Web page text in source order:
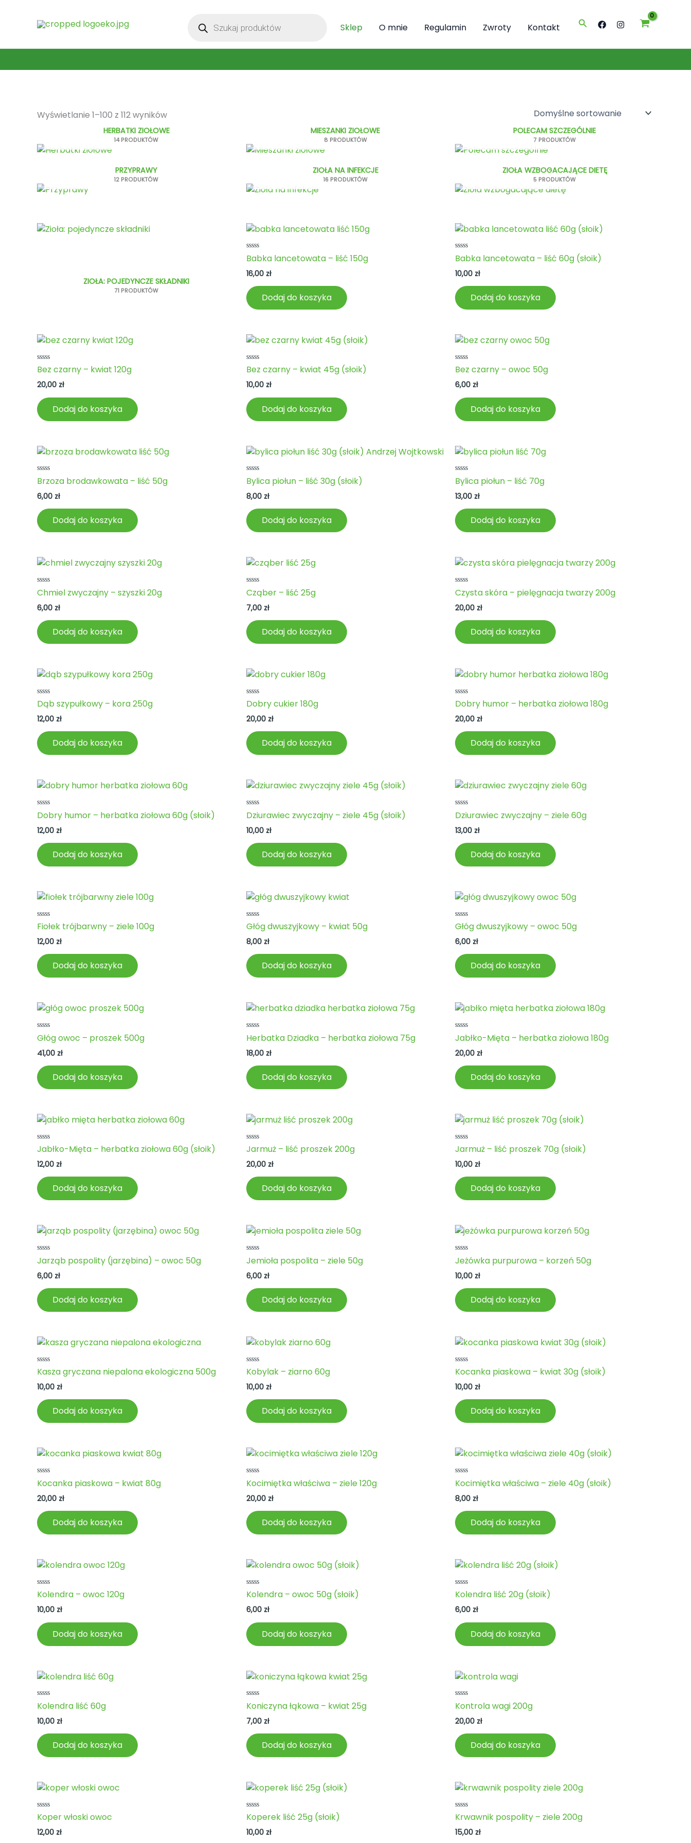
produktów
Sklep O mnie Regulamin Zwroty Kontakt Szukaj
Wyświetlanie 1–100 z 112 wyników
HERBATKI ZIOŁOWE
14 PRODUKTÓW
MIESZANKI ZIOŁOWE
8 PRODUKTÓW
POLECAM SZCZEGÓLNIE
7 PRODUKTÓW
PRZYPRAWY
12 PRODUKTÓW
ZIOŁA NA INFEKCJE
16 PRODUKTÓW
ZIOŁA WZBOGACAJĄCE DIETĘ
5 PRODUKTÓW
ZIOŁA: POJEDYNCZE SKŁADNIKI
71 PRODUKTÓW
Oceniono
0
na
5
Babka lancetowata – liść 150g
16,00 zł
Dodaj do koszyka
Oceniono
0
na
5
Babka lancetowata – liść 60g (słoik)
10,00 zł
Dodaj do koszyka
Oceniono
0
na
5
Bez czarny – kwiat 120g
20,00 zł
Dodaj do koszyka
Oceniono
0
na
5
Bez czarny – kwiat 45g (słoik)
10,00 zł
Dodaj do koszyka
Oceniono
0
na
5
Bez czarny – owoc 50g
6,00 zł
Dodaj do koszyka
Oceniono
0
na
5
Brzoza brodawkowata – liść 50g
6,00 zł
Dodaj do koszyka
Oceniono
0
na
5
Bylica piołun – liść 30g (słoik)
8,00 zł
Dodaj do koszyka
Oceniono
0
na
5
Bylica piołun – liść 70g
13,00 zł
Dodaj do koszyka
Oceniono
0
na
5
Chmiel zwyczajny – szyszki 20g
6,00 zł
Dodaj do koszyka
Oceniono
0
na
5
Cząber – liść 25g
7,00 zł
Dodaj do koszyka
Oceniono
0
na
5
Czysta skóra – pielęgnacja twarzy 200g
20,00 zł
Dodaj do koszyka
Oceniono
0
na
5
Dąb szypułkowy – kora 250g
12,00 zł
Dodaj do koszyka
Oceniono
0
na
5
Dobry cukier 180g
20,00 zł
Dodaj do koszyka
Oceniono
0
na
5
Dobry humor – herbatka ziołowa 180g
20,00 zł
Dodaj do koszyka
Oceniono
0
na
5
Dobry humor – herbatka ziołowa 60g (słoik)
12,00 zł
Dodaj do koszyka
Oceniono
0
na
5
Dziurawiec zwyczajny – ziele 45g (słoik)
10,00 zł
Dodaj do koszyka
Oceniono
0
na
5
Dziurawiec zwyczajny – ziele 60g
13,00 zł
Dodaj do koszyka
Oceniono
0
na
5
Fiołek trójbarwny – ziele 100g
12,00 zł
Dodaj do koszyka
Oceniono
0
na
5
Głóg dwuszyjkowy – kwiat 50g
8,00 zł
Dodaj do koszyka
Oceniono
0
na
5
Głóg dwuszyjkowy – owoc 50g
6,00 zł
Dodaj do koszyka
Oceniono
0
na
5
Głóg owoc – proszek 500g
41,00 zł
Dodaj do koszyka
Oceniono
0
na
5
Herbatka Dziadka – herbatka ziołowa 75g
18,00 zł
Dodaj do koszyka
Oceniono
0
na
5
Jabłko-Mięta – herbatka ziołowa 180g
20,00 zł
Dodaj do koszyka
Oceniono
0
na
5
Jabłko-Mięta – herbatka ziołowa 60g (słoik)
12,00 zł
Dodaj do koszyka
Oceniono
0
na
5
Jarmuż – liść proszek 200g
20,00 zł
Dodaj do koszyka
Oceniono
0
na
5
Jarmuż – liść proszek 70g (słoik)
10,00 zł
Dodaj do koszyka
Oceniono
0
na
5
Jarząb pospolity (jarzębina) – owoc 50g
6,00 zł
Dodaj do koszyka
Oceniono
0
na
5
Jemioła pospolita – ziele 50g
6,00 zł
Dodaj do koszyka
Oceniono
0
na
5
Jeżówka purpurowa – korzeń 50g
10,00 zł
Dodaj do koszyka
Oceniono
0
na
5
Kasza gryczana niepalona ekologiczna 500g
10,00 zł
Dodaj do koszyka
Oceniono
0
na
5
Kobylak – ziarno 60g
10,00 zł
Dodaj do koszyka
Oceniono
0
na
5
Kocanka piaskowa – kwiat 30g (słoik)
10,00 zł
Dodaj do koszyka
Oceniono
0
na
5
Kocanka piaskowa – kwiat 80g
20,00 zł
Dodaj do koszyka
Oceniono
0
na
5
Kocimiętka właściwa – ziele 120g
20,00 zł
Dodaj do koszyka
Oceniono
0
na
5
Kocimiętka właściwa – ziele 40g (słoik)
8,00 zł
Dodaj do koszyka
Oceniono
0
na
5
Kolendra – owoc 120g
10,00 zł
Dodaj do koszyka
Oceniono
0
na
5
Kolendra – owoc 50g (słoik)
6,00 zł
Dodaj do koszyka
Oceniono
0
na
5
Kolendra liść 20g (słoik)
6,00 zł
Dodaj do koszyka
Oceniono
0
na
5
Kolendra liść 60g
10,00 zł
Dodaj do koszyka
Oceniono
0
na
5
Koniczyna łąkowa – kwiat 25g
7,00 zł
Dodaj do koszyka
Oceniono
0
na
5
Kontrola wagi 200g
20,00 zł
Dodaj do koszyka
Oceniono
0
na
5
Koper włoski owoc
12,00 zł
Oceniono
0
na
5
Koperek liść 25g (słoik)
10,00 zł
Oceniono
0
na
5
Krwawnik pospolity – ziele 200g
15,00 zł